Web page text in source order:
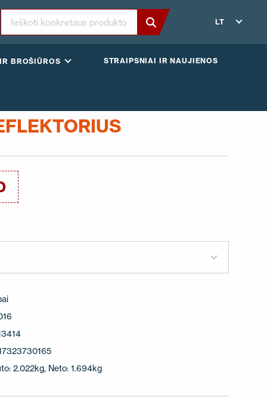
LT
BROŠIŪROS STRAIPSNIAI IR NAUJIENOS
2.022kg, Neto: 1.694kg